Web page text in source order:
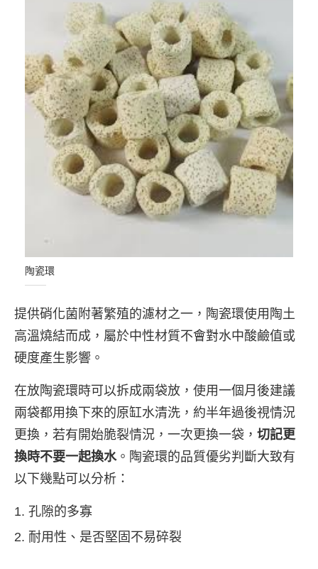
陶瓷環
提供硝化菌附著繁殖的濾材之一，陶瓷環使用陶土
高溫燒結而成，屬於中性材質不會對水中酸鹼值或
硬度產生影響。
在放陶瓷環時可以拆成兩袋放，使用一個月後建議
兩袋都用換下來的原缸水清洗，約半年過後視情況
更換，若有開始脆裂情況，一次更換一袋， 切記更
換時不要一起換水。陶瓷環的品質優劣判斷大致有
以下幾點可以分析：
孔隙的多寡
耐用性、是否堅固不易碎裂